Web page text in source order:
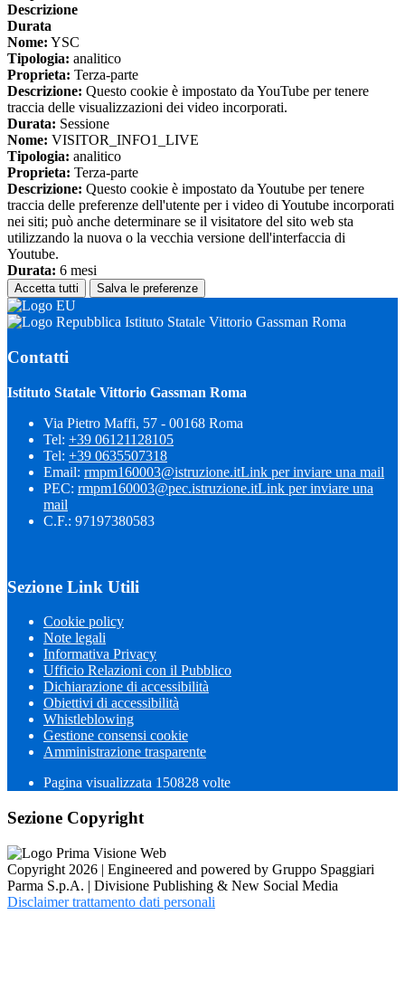
Descrizione
Durata
Nome: YSC
Tipologia: analitico
Proprieta: Terza-parte
Descrizione: Questo cookie è impostato da YouTube per tenere
traccia delle visualizzazioni dei video incorporati.
Durata: Sessione
Nome: VISITOR_INFO1_LIVE
Tipologia: analitico
Proprieta: Terza-parte
Descrizione: Questo cookie è impostato da Youtube per tenere
traccia delle preferenze dell'utente per i video di Youtube incorporati
nei siti; può anche determinare se il visitatore del sito web sta
utilizzando la nuova o la vecchia versione dell'interfaccia di
Youtube.
Durata: 6 mesi
Accetta tutti Salva le preferenze
Istituto Statale Vittorio Gassman Roma
Contatti
Istituto Statale Vittorio Gassman Roma
Via Pietro Maffi, 57 - 00168 Roma
Tel: +39 06121128105
Tel: +39 0635507318
Email: rmpm160003@istruzione.itLink per inviare una mail
PEC: rmpm160003@pec.istruzione.itLink per inviare una
mail
C.F.: 97197380583
Sezione Link Utili
Cookie policy
Note legali
Informativa Privacy
Ufficio Relazioni con il Pubblico
Dichiarazione di accessibilità
Obiettivi di accessibilità
Whistleblowing
Gestione consensi cookie
Amministrazione trasparente
Pagina visualizzata 150828 volte
Sezione Copyright
Copyright 2026 | Engineered and powered by Gruppo Spaggiari
Parma S.p.A. | Divisione Publishing & New Social Media
Disclaimer trattamento dati personali